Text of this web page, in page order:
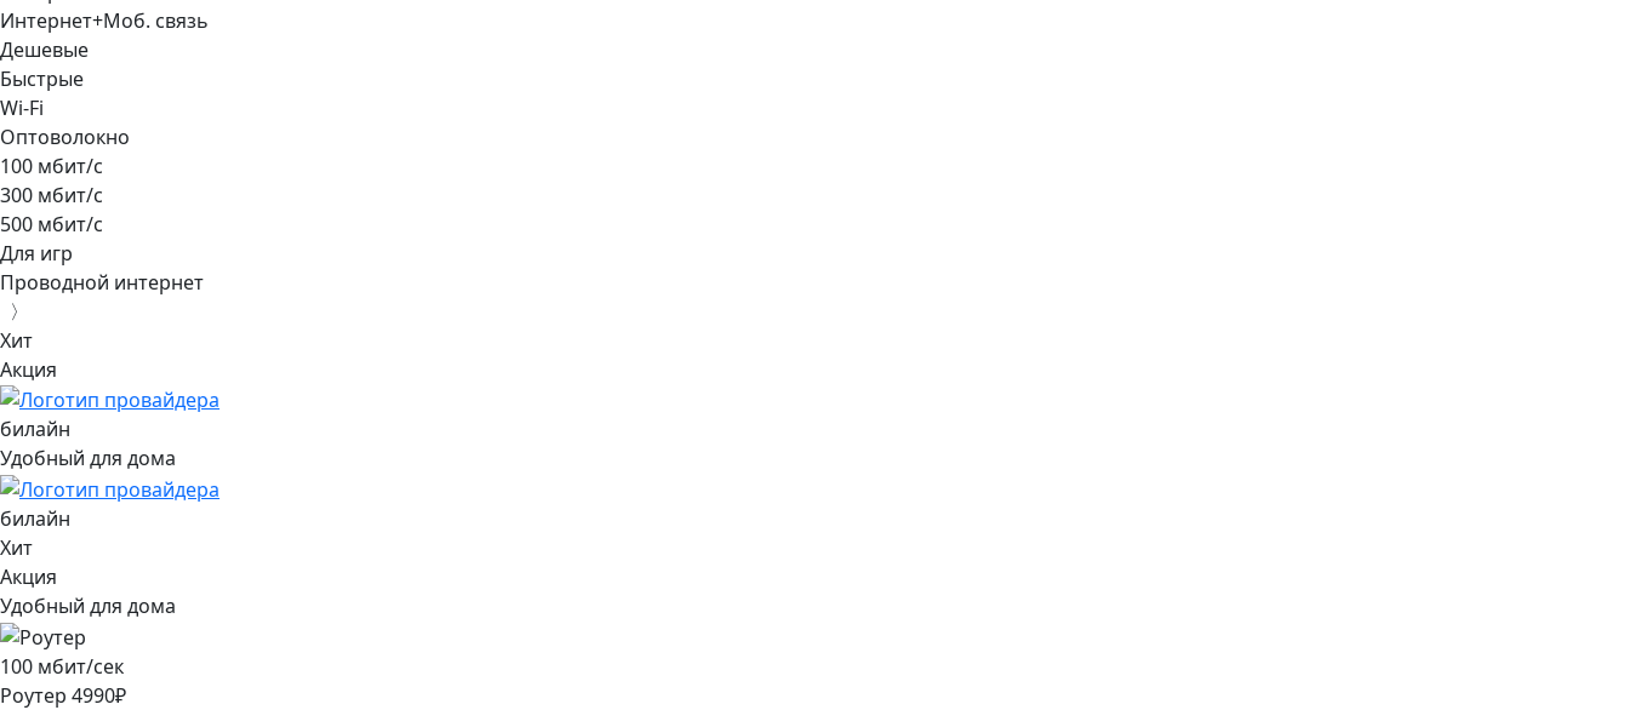
Интернет+Моб. связь
Дешевые
Быстрые
Wi-Fi
Оптоволокно
100 мбит/с
300 мбит/с
500 мбит/с
Для игр
Проводной интернет
〉
Хит
Акция
билайн
Удобный для дома
билайн
Хит
Акция
Удобный для дома
100 мбит/сек
Роутер 4990₽